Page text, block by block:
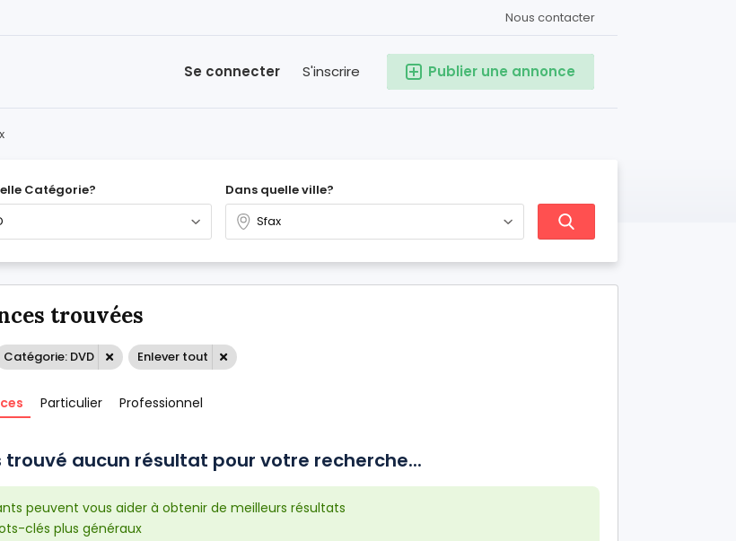
Nous contacter
Publier une annonce
S'inscrire
Se connecter
Catégorie? Dans quelle ville?
trouvées
Catégorie: DVD Enlever tout
Particulier Professionnel
trouvé aucun résultat pour votre recherche...
peuvent vous aider à obtenir de meilleurs résultats
clés plus généraux